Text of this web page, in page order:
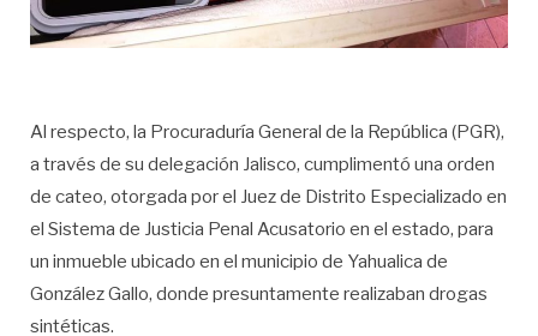
Al respecto, la Procuraduría General de la República (PGR),
a través de su delegación Jalisco, cumplimentó una orden
de cateo, otorgada por el Juez de Distrito Especializado en
el Sistema de Justicia Penal Acusatorio en el estado, para
un inmueble ubicado en el municipio de Yahualica de
González Gallo, donde presuntamente realizaban drogas
sintéticas.